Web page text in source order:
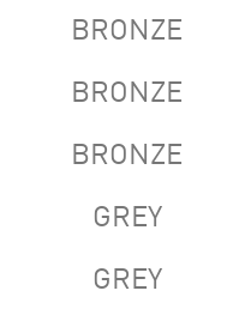
BRONZE
BRONZE
BRONZE
GREY
GREY